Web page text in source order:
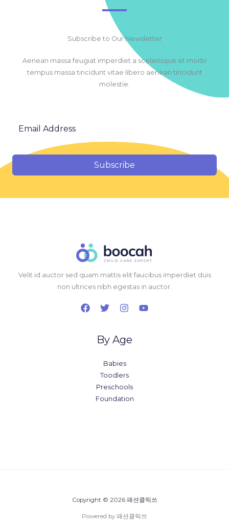
Subscribe to Our Newsletter
Aenean massa feugiat imperdiet a scelerisque et morbi
tempus massa tincidunt vitae libero aenean tincidunt
molestie.
Subscribe
Velit id auctor sed quam mattis elit faucibus imperdiet duis
non ultrices nibh egestas in auctor.
By Age
Babies
Toodlers
Preschools
Foundation
Copyright © 2026 패션클릭쓰
Powered by 패션클릭쓰